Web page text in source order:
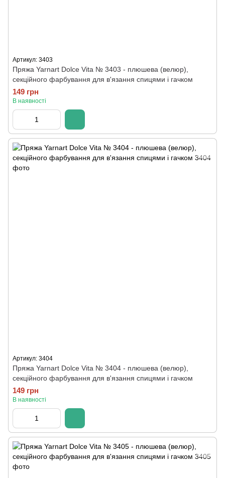
Артикул: 3403
Пряжа Yarnart Dolce Vita № 3403 - плюшева (велюр),
секційного фарбування для в'язання спицями і гачком
149 грн
В наявності
Артикул: 3404
Пряжа Yarnart Dolce Vita № 3404 - плюшева (велюр),
секційного фарбування для в'язання спицями і гачком
149 грн
В наявності